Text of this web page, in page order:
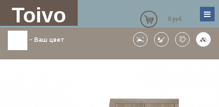
Toivo 0 руб.
- Ваш цвет